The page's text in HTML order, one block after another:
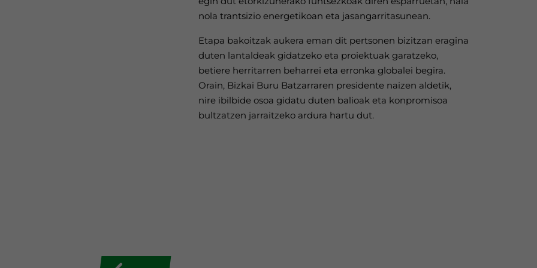
nola trantsizio energetikoan eta jasangarritasunean.
Etapa bakoitzak aukera eman dit pertsonen bizitzan eragina
duten lantaldeak gidatzeko eta proiektuak garatzeko,
betiere herritarren beharrei eta erronka globalei begira.
Orain, Bizkai Buru Batzarraren presidente naizen aldetik,
nire ibilbide osoa gidatu duten balioak eta konpromisoa
bultzatzen jarraitzeko ardura hartu dut.